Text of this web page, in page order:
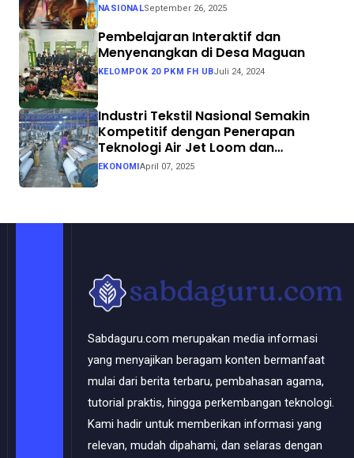
NASIONALSeptember 26, 2025
Pembelajaran Interaktif dan
Menyenangkan di Desa Maguan
KELOMPOK 20 PKM FH UBJuli 24, 2024
Industri Tekstil Nasional Semakin
Kompetitif dengan Penerapan
Teknologi Air Jet Loom dan
Continuous Dyeing di CV. Garuda
Solo Perkasa
EKONOMIApril 07, 2025
Sabdaguru.com merupakan media informasi
yang menyajikan beragam konten bermanfaat
mulai dari berita terbaru, pembahasan agama,
tutorial praktis, hingga perkembangan teknologi.
Kami hadir untuk memberikan informasi yang
relevan, mudah dipahami, dan selaras dengan